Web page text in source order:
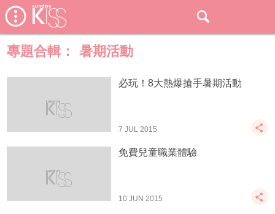
專題合輯： 暑期活動
必玩！8大熱爆搶手暑期活動
7 JUL 2015
免費兒童職業體驗
10 JUN 2015